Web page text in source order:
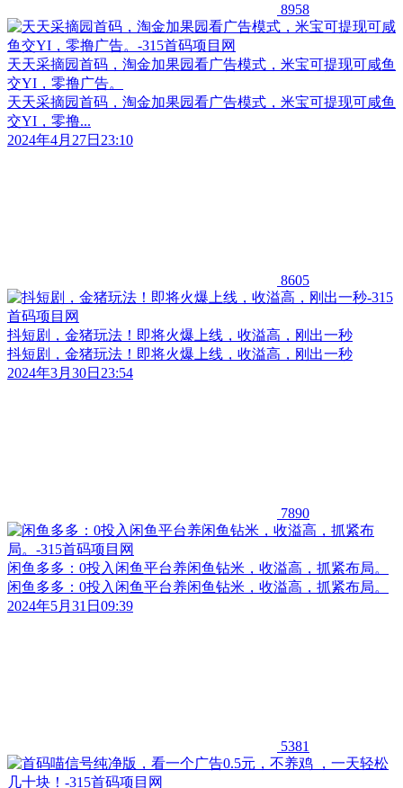
8958
天天采摘园首码，淘金加果园看广告模式，米宝可提现可咸鱼
交YI，零撸广告。
天天采摘园首码，淘金加果园看广告模式，米宝可提现可咸鱼
交YI，零撸...
2024年4月27日23:10
8605
抖短剧，金猪玩法！即将火爆上线，收溢高，刚出一秒
抖短剧，金猪玩法！即将火爆上线，收溢高，刚出一秒
2024年3月30日23:54
7890
闲鱼多多：0投入闲鱼平台养闲鱼钻米，收溢高，抓紧布局。
闲鱼多多：0投入闲鱼平台养闲鱼钻米，收溢高，抓紧布局。
2024年5月31日09:39
5381